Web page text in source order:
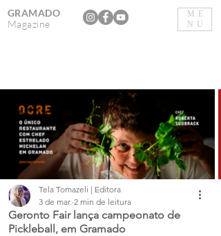
ME
NU
GRAMADO
Magazine
Geronto Fair lança campeonato de
Pickleball, em Gramado
Tela Tomazeli | Editora
3 de mar. 2 min de leitura